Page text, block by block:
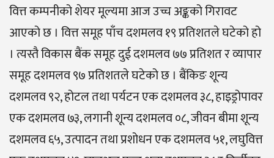
वित्त कम्पनीको शेयर मूल्यमा आज उच्च अङ्कको गिरावट
आएको छ । वित्त समूह पाँच दशमलव १९ प्रतिशतले घटेको हो
। त्यस्तै विकास बैंक समूह दुई दशमलव ७७ प्रतिशत र व्यापार
समूह दशमलव ९७ प्रतिशतले घटेको छ । बैंकिङ शून्य
दशमलव ९२, होटल तथा पर्यटन एक दशमलव ३८, हाइड्रोपावर
एक दशमलव ७३, लगानी शून्य दशमलव ०८, जीवन बीमा शून्य
दशमलव ६५, उत्पादन तथा प्रशोधन एक दशमलव ५१, लघुवित्त